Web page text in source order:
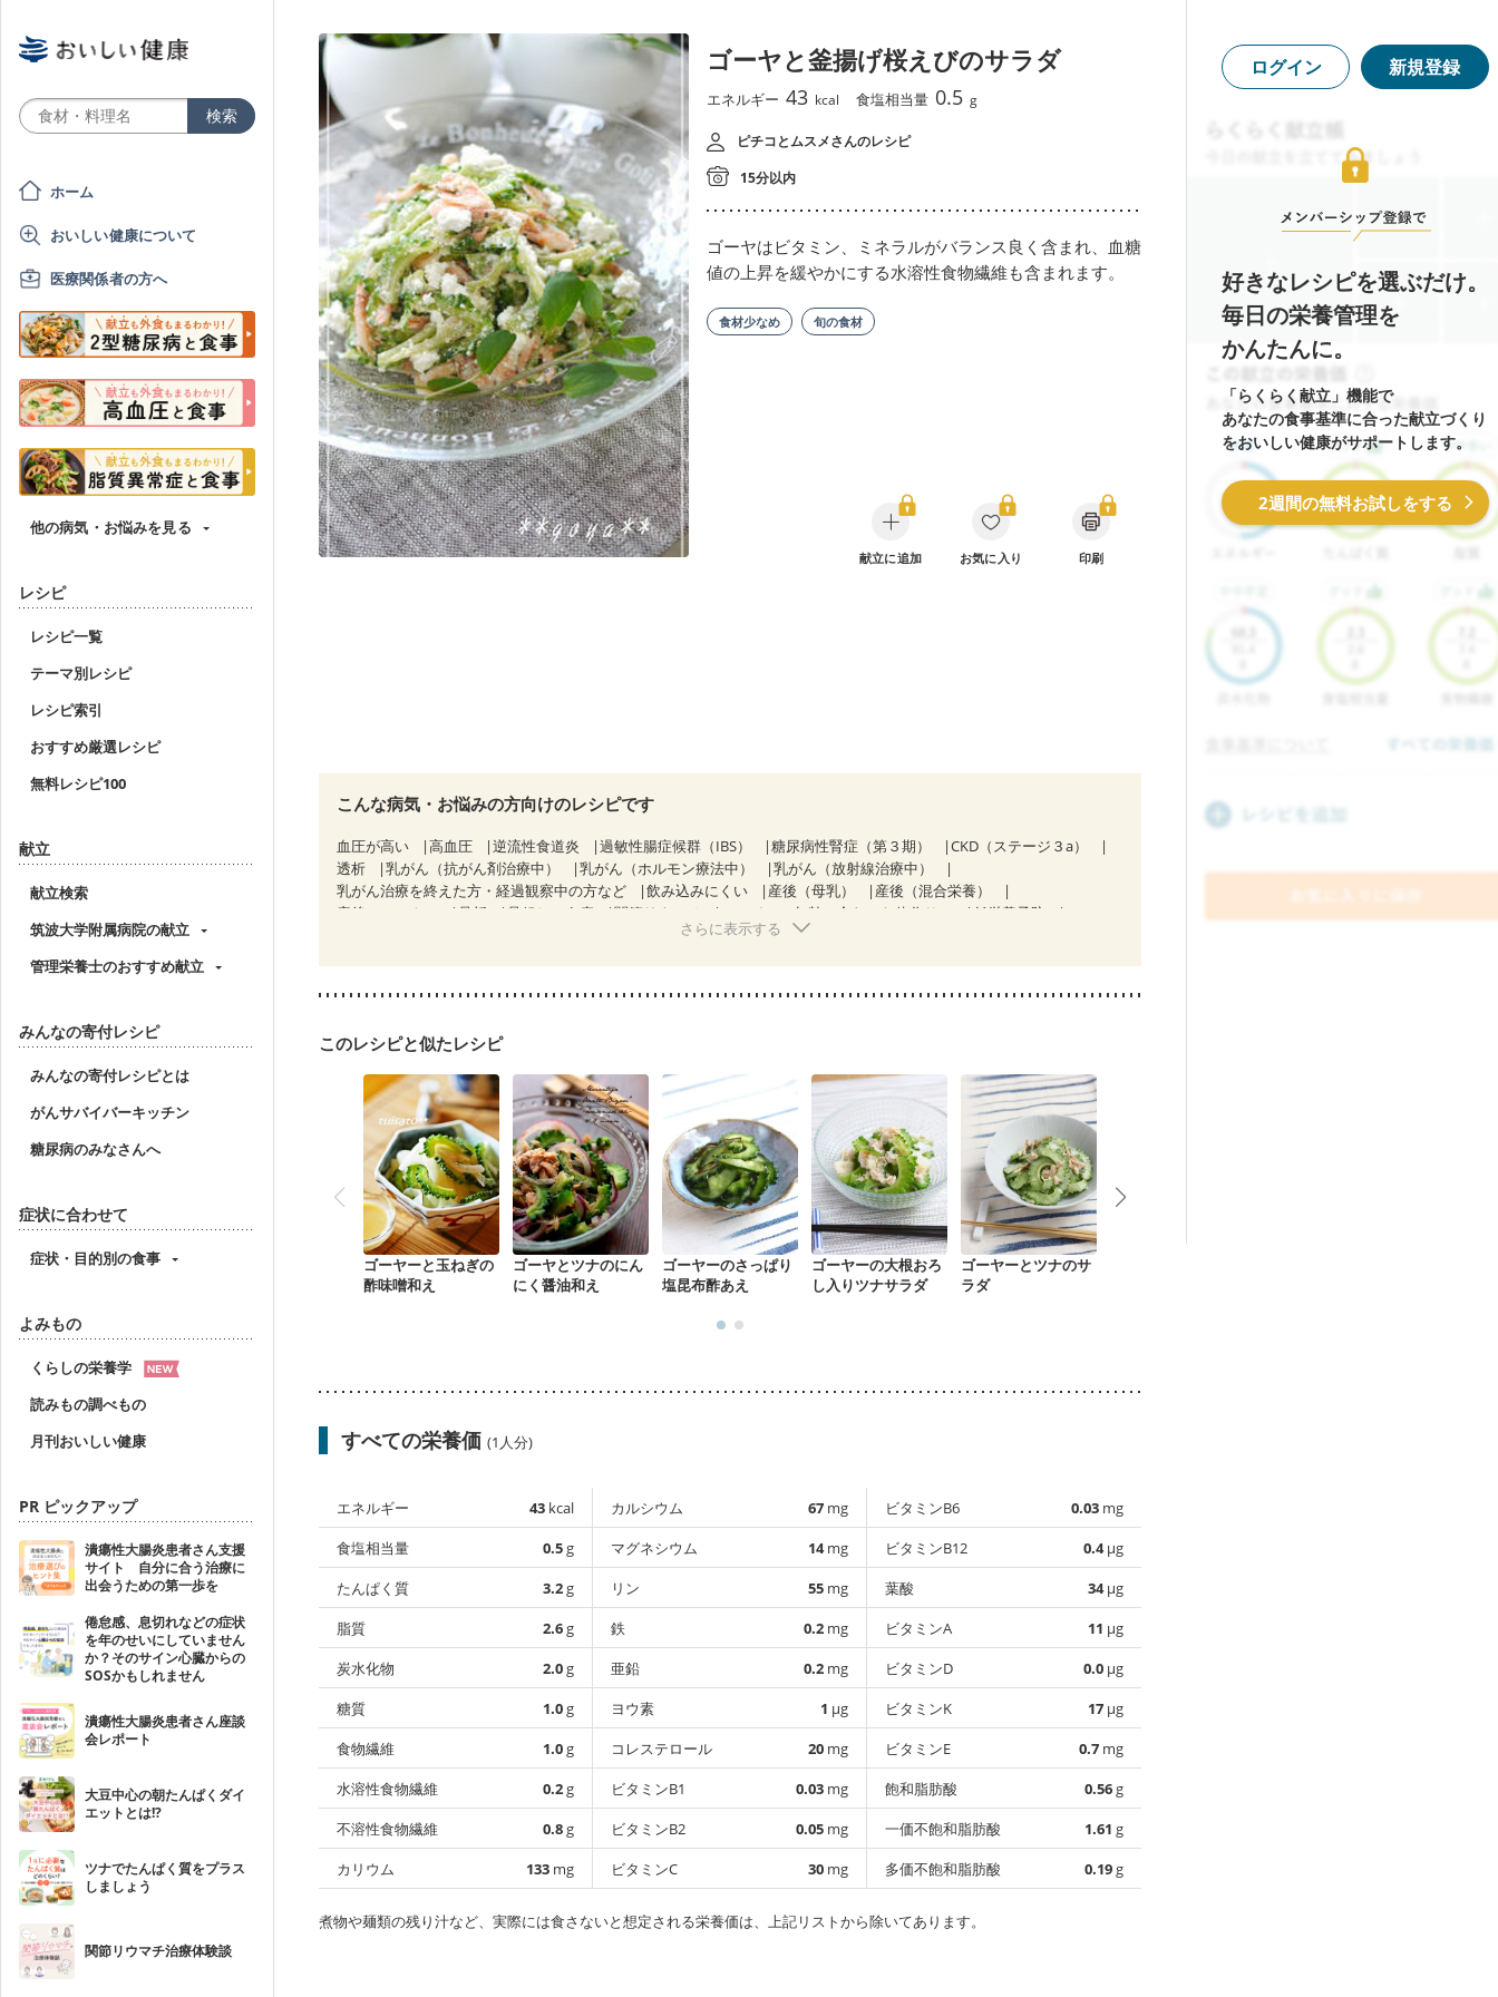
ホーム
おいしい健康について
医療関係者の方へ
他の病気・お悩みを見る
レシピ
レシピ一覧
テーマ別レシピ
レシピ索引
おすすめ厳選レシピ
無料レシピ100
献立
献立検索
筑波大学附属病院の献立
管理栄養士のおすすめ献立
みんなの寄付レシピ
みんなの寄付レシピとは
がんサバイバーキッチン
糖尿病のみなさんへ
症状に合わせて
症状・目的別の食事
よみもの
くらしの栄養学
読みもの調べもの
月刊おいしい健康
PR ピックアップ
潰瘍性大腸炎患者さん支援
サイト 自分に合う治療に
出会うための第一歩を
倦怠感、息切れなどの症状
を年のせいにしていません
か？そのサイン心臓からの
SOSかもしれません
潰瘍性大腸炎患者さん座談
会レポート
大豆中心の朝たんぱくダイ
エットとは!?
ツナでたんぱく質をプラス
しましょう
関節リウマチ治療体験談
ゴーヤと釜揚げ桜えびのサラダ
エネルギー 43 kcal 食塩相当量 0.5 g
ピチコとムスメさんのレシピ
15分以内
ゴーヤはビタミン、ミネラルがバランス良く含まれ、血糖
値の上昇を緩やかにする水溶性食物繊維も含まれます。
食材少なめ 旬の食材
献立に追加 お気に入り 印刷
こんな病気・お悩みの方向けのレシピです
血圧が高い 高血圧 逆流性食道炎 過敏性腸症候群（IBS） 糖尿病性腎症（第３期）
CKD（ステージ３a）
透析
乳がん（抗がん剤治療中） 乳がん（ホルモン療法中）
乳がん（放射線治療中）
乳がん治療を終えた方・経過観察中の方など
飲み込みにくい 産後（母乳）
産後（混合栄養）
産後（ミルク）
骨折 骨粗しょう症 関節リウマチ フレイル（年齢に合わせた体作り）
低栄養予防
さらに表示する
このレシピと似たレシピ
ゴーヤーと玉ねぎの
酢味噌和え
ゴーヤとツナのにん
にく醤油和え
ゴーヤーのさっぱり
塩昆布酢あえ
ゴーヤーの大根おろ
し入りツナサラダ
ゴーヤーとツナのサ
ラダ
すべての栄養価 (1人分)
エネルギー 43 kcal
食塩相当量
0.5g
たんぱく質
3.2g
脂質
2.6g
炭水化物
2.0g
糖質
1.0g
食物繊維
1.0g
水溶性食物繊維
0.2g
不溶性食物繊維
0.8g
カリウム
133 mg
カルシウム 67 mg
マグネシウム
14mg
リン
55 mg
鉄
0.2 mg
亜鉛
0.2 mg
ヨウ素
1 µg
コレステロール
20 mg
ビタミンB1
0.03 mg
ビタミンB2
0.05 mg
ビタミンC
30 mg
ビタミンB6 0.03 mg
ビタミンB12
0.4µg
葉酸
34µg
ビタミンA
11 µg
ビタミンD
0.0 µg
ビタミンK
17 µg
ビタミンE
0.7 mg
飽和脂肪酸
0.56g
一価不飽和脂肪酸
1.61 g
多価不飽和脂肪酸
0.19g
煮物や麺類の残り汁など、実際には食さないと想定される栄養価は、上記リストから除いてあります。
ログイン 新規登録
好きなレシピを選ぶだけ。
毎日の栄養管理を
かんたんに。
「らくらく献立」機能で
あなたの食事基準に合った献立づくり
をおいしい健康がサポートします。
2週間の無料お試しをする